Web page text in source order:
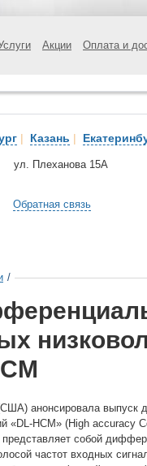
Акции Оплата и
| Казань |
ул. Плеханова 15А
Обратная связь
/
анонсировала выпуск
«DL-HCM» (High accuracy
собой
частот входных